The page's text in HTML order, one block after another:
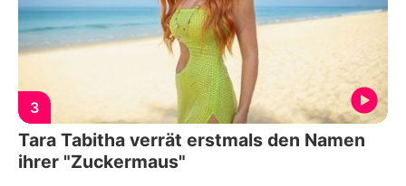
3
Tara Tabitha verrät erstmals den Namen
ihrer "Zuckermaus"